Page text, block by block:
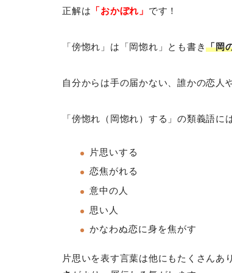
正解は 「おかぼれ」 です！
「傍惚れ」は「岡惚れ」とも書き「岡
自分からは手の届かない、誰かの恋人
「傍惚れ（岡惚れ）する」の類義語に
片思いする
恋焦がれる
意中の人
思い人
かなわぬ恋に身を焦がす
片思いを表す言葉は他にもたくさんあ